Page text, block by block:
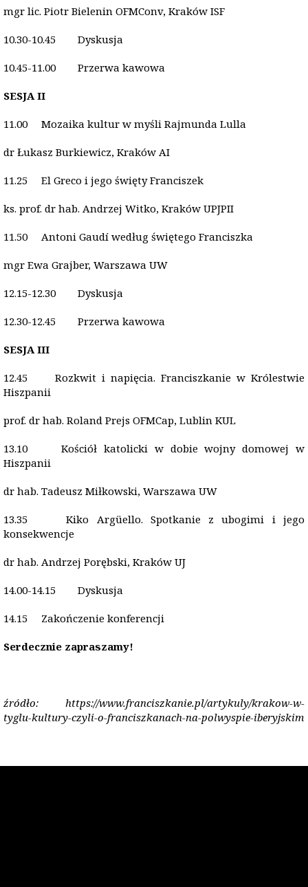
mgr lic. Piotr Bielenin OFMConv, Kraków ISF
10.30-10.45 Dyskusja
10.45-11.00 Przerwa kawowa
SESJA II
11.00 Mozaika kultur w myśli Rajmunda Lulla
dr Łukasz Burkiewicz, Kraków AI
11.25 El Greco i jego święty Franciszek
ks. prof. dr hab. Andrzej Witko, Kraków UPJPII
11.50 Antoni Gaudí według świętego Franciszka
mgr Ewa Grajber, Warszawa UW
12.15-12.30 Dyskusja
12.30-12.45 Przerwa kawowa
SESJA III
12.45 Rozkwit i napięcia. Franciszkanie w Królestwie
Hiszpanii
prof. dr hab. Roland Prejs OFMCap, Lublin KUL
13.10 Kościół katolicki w dobie wojny domowej w
Hiszpanii
dr hab. Tadeusz Miłkowski, Warszawa UW
13.35 Kiko Argüello. Spotkanie z ubogimi i jego
konsekwencje
dr hab. Andrzej Porębski, Kraków UJ
14.00-14.15 Dyskusja
14.15 Zakończenie konferencji
Serdecznie zapraszamy!
źródło: https://www.franciszkanie.pl/artykuly/krakow-w-
tyglu-kultury-czyli-o-franciszkanach-na-polwyspie-iberyjskim